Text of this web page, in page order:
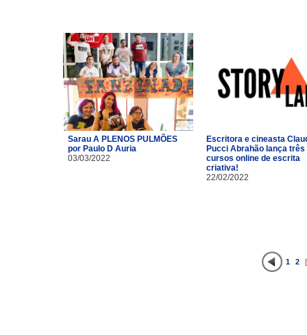
Sarau A PLENOS PULMÕES
por Paulo D Auria
03/03/2022
Escritora e cineasta
Pucci Abrahão lança três
cursos online de escrita
criativa!
22/02/2022
1 2